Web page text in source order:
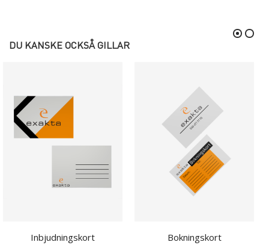
DU KANSKE OCKSÅ GILLAR
Inbjudningskort Bokningskort